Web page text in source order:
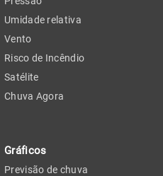
Umidade relativa
Vento
Risco de Incêndio
Satélite
Chuva Agora
Gráficos
Previsão de chuva